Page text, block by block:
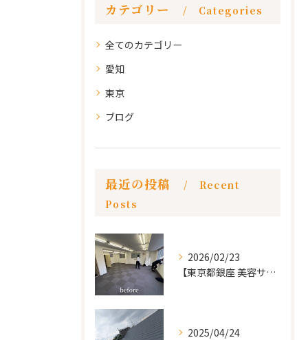
カテゴリー Categories
全てのカテゴリー
愛知
東京
ブログ
最近の投稿
Recent
Posts
2026/02/23
【東京都銀座 美容サロン店舗工事】
2025/04/24